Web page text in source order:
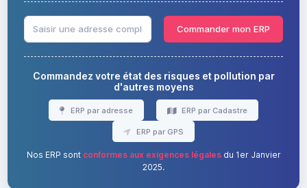
Commander mon ERP
Commandez votre état des risques et pollution par
d'autres moyens
ERP par adresse ERP par Cadastre
ERP par GPS
Nos ERP sont conformes aux exigences légalesdu 1er Janvier
2025.